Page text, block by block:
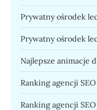
Prywatny ośrodek
Prywatny ośrodek
Najlepsze animacje
Ranking agencji
Ranking agencji